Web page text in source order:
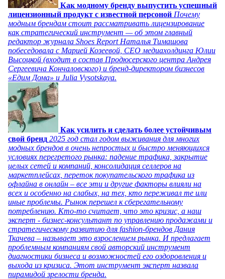
Как модному бренду выпустить успешный
лицензионный продукт с известной персоной Почему
модным брендам стоит рассматривать лицензирование
как стратегический инструмент — об этом главный
редактор журнала Shoes Report Наталья Тимашова
побеседовала с Марией Козеевой, СЕО медиахолдинга Юлии
Высоцкой (входит в состав Продюсерского центра Андрея
Сергеевича Кончаловского) и бренд-директором бизнесов
«Едим Дома» и Julia Vysotskaya.
Как усилить и сделать более устойчивым
свой бренд 2025 год стал годом выживания для многих
модных брендов в очень непростых и быстро меняющихся
условиях перегретого рынка: падение трафика, закрытие
целых сетей и компаний, консолидация селлеров на
маркетплейсах, переток покупательского трафика из
офлайна в онлайн – все эти и другие факторы влияли на
всех и особенно на слабых, на тех, кто переживал те или
иные проблемы. Рынок перешел к сберегательному
потреблению. Кто-то считает, что это кризис, а наш
эксперт - бизнес-консультант по управлению продажами и
стратегическому развитию для fashion-брендов Дания
Ткачева – называет это взрослением рынка. И предлагает
проблемным компаниям свой авторский инструмент
диагностики бизнеса и возможностей его оздоровления и
выхода из кризиса. Этот инструмент эксперт назвала
пирамидой зрелости бренда.